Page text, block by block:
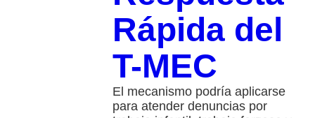
Rápida del
T-MEC
El mecanismo podría aplicarse
para atender denuncias por